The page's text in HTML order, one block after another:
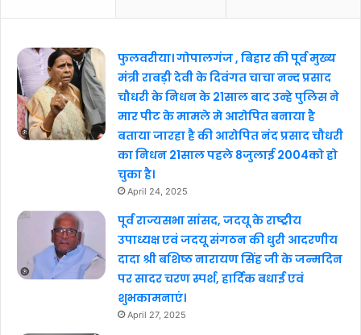
फुलवरीया। गोपालगंज , बिहार की पूर्व मुख्य
मंत्री राबड़ी देवी के दिवंगत चाचा नन्द प्रसाद
चौधरी के निधन के 21साल बाद उन्हे पुलिस ने
मार पीट के मामले मे आरोपित बनाया है
बताया जारहा है की आरोपित नंद प्रसाद चौधरी
का निधन 21साल पहले 8जुलाई 2004को हो
चुका है।
April 24, 2025
पूर्व राज्यसभा सांसद, जदयू के राष्ट्रीय
उपाध्यक्ष एवं जदयू संगठन की धुरी आदरणीय
दादा श्री बशिष्ठ नारायण सिंह जी के जन्मदिन
पर सादर चरण स्पर्श, हार्दिक बधाई एवं
शुभकामनाएं।
April 27, 2025